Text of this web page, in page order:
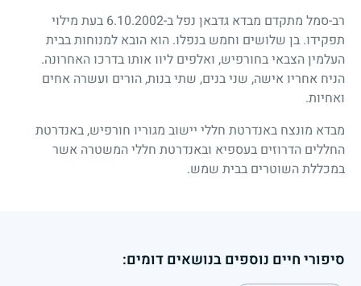
רב-סמל מתקדם מבדא גדבאן נפל ב-6.10.2002 בעת מילוי
תפקידו. בן שלושים וחמש בנפלו. הוא הובא למנוחות בבית
העלמין הצבאי בחורפיש, ואלפים ליוו אותו בדרכו האחרונה.
הניח אחריו אישה, שני בנים, שתי בנות, הורים ועשרה אחים
ואחיות.
מבדא מונצח באנדרטת חללי יישוב מגוריו חורפיש, באנדרטת
החללים הדרוזים בעספיא ובאנדרטת חללי המשטרה אשר
במכללת השוטרים בבית שמש.
סיפורי חיים נוספים בנושאים דומים: